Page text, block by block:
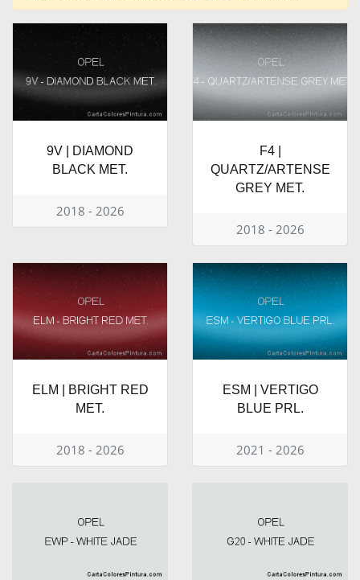
9V | DIAMOND
BLACK MET.
2018 - 2026
F4 |
QUARTZ/ARTENSE
GREY MET.
2018 - 2026
ELM | BRIGHT RED
MET.
2018 - 2026
ESM | VERTIGO
BLUE PRL.
2021 - 2026